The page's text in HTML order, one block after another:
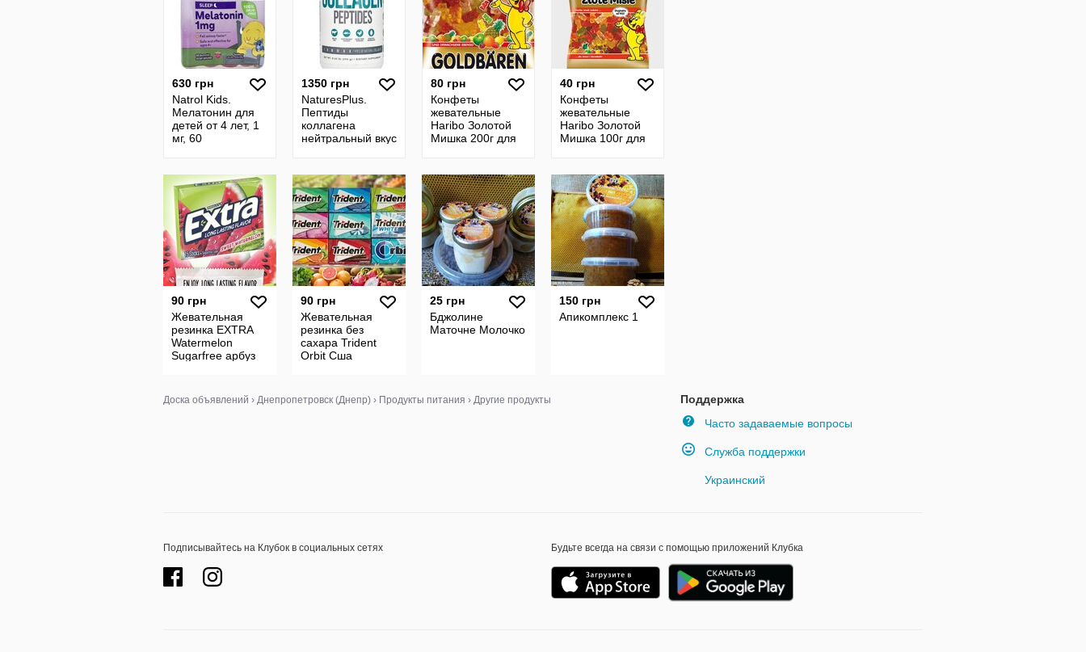
630 грн
Natrol Kids.
Мелатонин для
детей от 4 лет, 1
мг, 60
Мелатонін для
дітей від 4
1350 грн
NaturesPlus.
Пептиды
коллагена
нейтральный вкус
нейтральний
смак, 294 г Сша
80 грн
Конфеты
жевательные
Haribo Золотой
Мишка 200г для
40 грн
Конфеты
жевательные
Haribo Золотой
Мишка 100г для
90 грн
Жевательная
резинка EXTRA
Watermelon
Sugarfree арбуз
90 грн
Жевательная
резинка без
сахара Trident
Orbit Сша
25 грн
Бджолине
Маточне Молочко
150 грн
Апикомплекс 1
Поддержка
Часто задаваемые вопросы
Служба поддержки
Украинский
Доска объявлений › Днепропетровск (Днепр) › Продукты питания › Другие продукты
Подписывайтесь на Клубок в социальных сетях Будьте всегда на связи с помощью приложений Клубка